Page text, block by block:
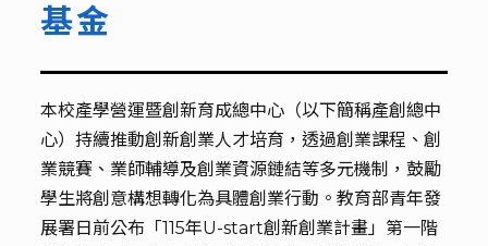
基金
本校產學營運暨創新育成總中心（以下簡稱產創總中
心）持續推動創新創業人才培育，透過創業課程、創
業競賽、業師輔導及創業資源鏈結等多元機制，鼓勵
學生將創意構想轉化為具體創業行動。教育部青年發
展署日前公布「115年U-start創新創業計畫」第一階